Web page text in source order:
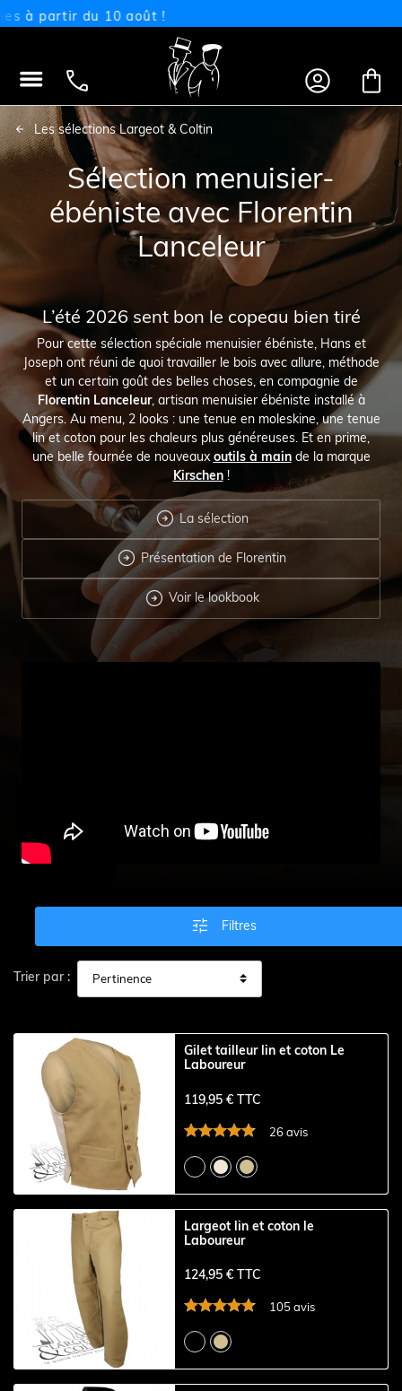
!
   
Les sélections Largeot & Coltin
Sélection menuisier-
ébéniste avec Florentin
Lanceleur
L’été 2026 sent bon le copeau bien tiré
Pour cette sélection spéciale menuisier ébéniste, Hans et
Joseph ont réuni de quoi travailler le bois avec allure, méthode
et un certain goût des belles choses, en compagnie de
Florentin Lanceleur, artisan menuisier ébéniste installé à
Angers. Au menu, 2 looks : une tenue en moleskine, une tenue
lin et coton pour les chaleurs plus généreuses. Et en prime,
une belle fournée de nouveaux outils à mainde la marque
Kirschen!
La sélection
Présentation de Florentin
 Voir le lookbook
 Filtres
Trier par :
Gilet tailleur lin et coton Le
Laboureur
119,95 € TTC
26 avis
Largeot lin et coton le
Laboureur
124,95 € TTC
105 avis